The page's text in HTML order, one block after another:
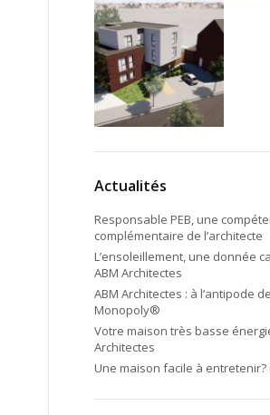
Actualités
Responsable PEB, une
complémentaire de l’architecte
L’ensoleillement, une donnée
ABM Architectes
ABM Architectes : à l’antipode
Monopoly®
Votre maison très basse
Architectes
Une maison facile à entretenir?